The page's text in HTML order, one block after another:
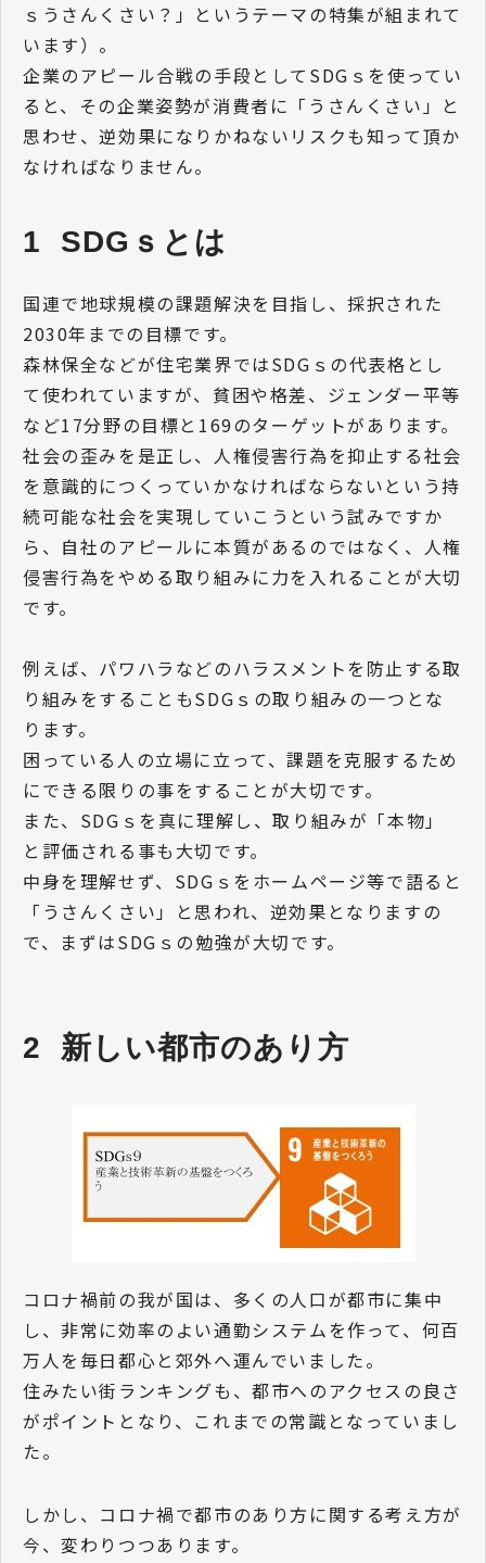
ｓうさんくさい？」というテーマの特集が組まれて
います）。
企業のアピール合戦の手段としてSDGｓを使ってい
ると、その企業姿勢が消費者に「うさんくさい」と
思わせ、逆効果になりかねないリスクも知って頂か
なければなりません。
1  SDGｓとは
国連で地球規模の課題解決を目指し、採択された
2030年までの目標です。
森林保全などが住宅業界ではSDGｓの代表格とし
て使われていますが、貧困や格差、ジェンダー平等
など17分野の目標と169のターゲットがあります。
社会の歪みを是正し、人権侵害行為を抑止する社会
を意識的につくっていかなければならないという持
続可能な社会を実現していこうという試みですか
ら、自社のアピールに本質があるのではなく、人権
侵害行為をやめる取り組みに力を入れることが大切
です。
例えば、パワハラなどのハラスメントを防止する取
り組みをすることもSDGｓの取り組みの一つとな
ります。
困っている人の立場に立って、課題を克服するため
にできる限りの事をすることが大切です。
また、SDGｓを真に理解し、取り組みが「本物」
と評価される事も大切です。
中身を理解せず、SDGｓをホームページ等で語ると
「うさんくさい」と思われ、逆効果となりますの
で、まずはSDGｓの勉強が大切です。
2  新しい都市のあり方
コロナ禍前の我が国は、多くの人口が都市に集中
し、非常に効率のよい通勤システムを作って、何百
万人を毎日都心と郊外へ運んでいました。
住みたい街ランキングも、都市へのアクセスの良さ
がポイントとなり、これまでの常識となっていまし
た。
しかし、コロナ禍で都市のあり方に関する考え方が
今、変わりつつあります。